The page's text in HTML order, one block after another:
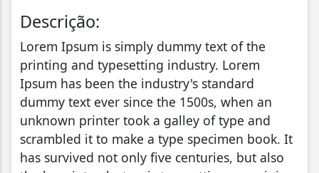
Descrição:
Lorem Ipsum is simply dummy text of the
printing and typesetting industry. Lorem
Ipsum has been the industry's standard
dummy text ever since the 1500s, when an
unknown printer took a galley of type and
scrambled it to make a type specimen book. It
has survived not only five centuries, but also